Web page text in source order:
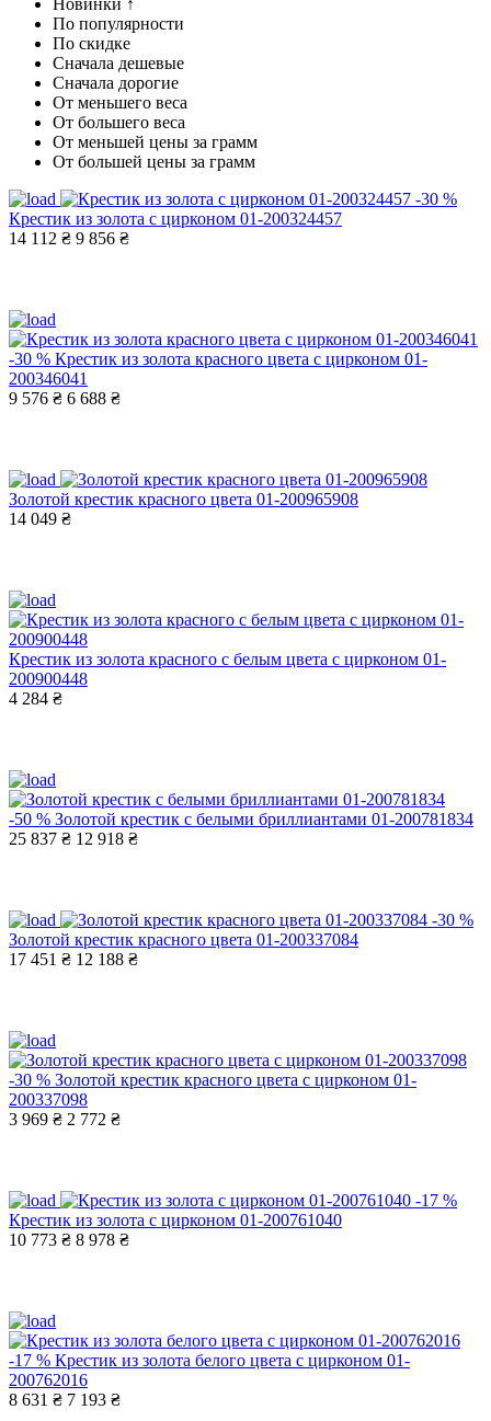
По популярности
По скидке
Сначала дешевые
Сначала дорогие
От меньшего веса
От большего веса
От меньшей цены за грамм
От большей цены за грамм
-30 %
Крестик из золота с цирконом 01-200324457
14 112 ₴ 9 856 ₴
-30 % Крестик из золота красного цвета с цирконом 01-
200346041
9 576 ₴ 6 688 ₴
Золотой крестик красного цвета 01-200965908
14 049 ₴
Крестик из золота красного с белым цвета с цирконом 01-
200900448
4 284 ₴
-50 % Золотой крестик с белыми бриллиантами 01-200781834
25 837 ₴ 12 918 ₴
-30 %
Золотой крестик красного цвета 01-200337084
17 451 ₴ 12 188 ₴
-30 % Золотой крестик красного цвета с цирконом 01-
200337098
3 969 ₴ 2 772 ₴
-17 %
Крестик из золота с цирконом 01-200761040
10 773 ₴ 8 978 ₴
-17 % Крестик из золота белого цвета с цирконом 01-
200762016
8 631 ₴ 7 193 ₴